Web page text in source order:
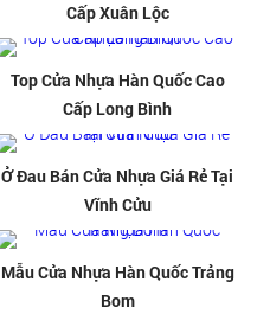
Cấp Xuân Lộc
Top Cửa Nhựa Hàn Quốc Cao
Cấp Long Bình
Ở Đau Bán Cửa Nhựa Giá Rẻ Tại
Vĩnh Cửu
Mẫu Cửa Nhựa Hàn Quốc Trảng
Bom